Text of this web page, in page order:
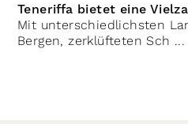
Teneriffa bietet eine
Mit unterschiedlichsten
Bergen, zerklüfteten Sch ...